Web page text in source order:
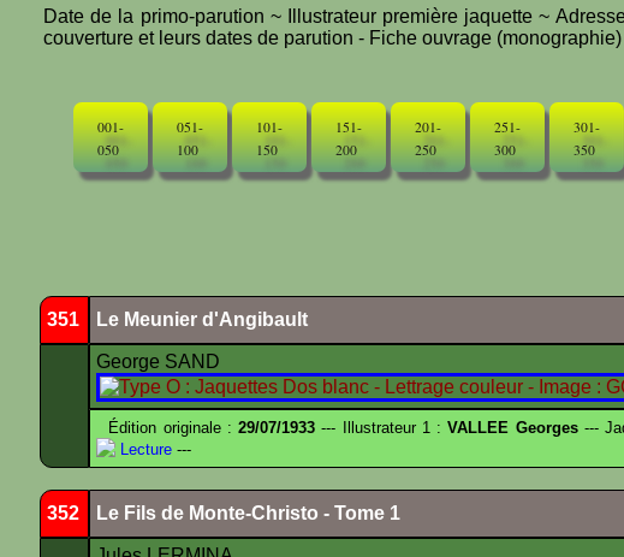
Date de la primo-parution ~ Illustrateur première jaquette ~
couverture et leurs dates de parution - Fiche ouvrage
001-
050
051-
100
101-
150
151-
200
201-
250
251-
300
301-
350
351 Le Meunier d'Angibault
George SAND
Édition originale :29/07/1933 --- Illustrateur 1 :VALLEE Georges---
Lecture ---
352 Le Fils de Monte-Christo - Tome 1